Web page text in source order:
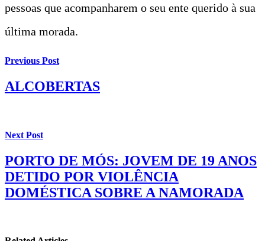
pessoas que acompanharem o seu ente querido à sua
última morada.
Previous Post
ALCOBERTAS
Next Post
PORTO DE MÓS: JOVEM DE 19 ANOS
DETIDO POR VIOLÊNCIA
DOMÉSTICA SOBRE A NAMORADA